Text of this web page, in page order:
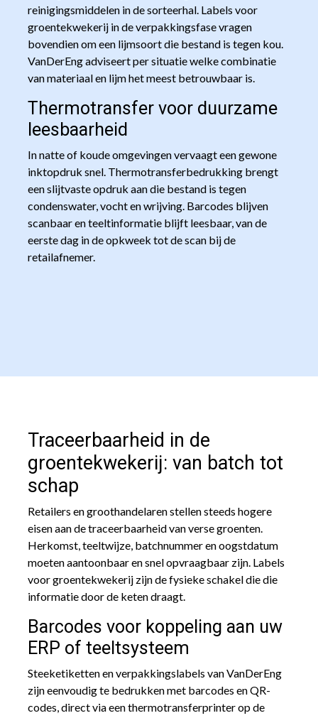
reinigingsmiddelen in de sorteerhal. Labels voor
groentekwekerij in de verpakkingsfase vragen
bovendien om een lijmsoort die bestand is tegen kou.
VanDerEng adviseert per situatie welke combinatie
van materiaal en lijm het meest betrouwbaar is.
Thermotransfer voor duurzame
leesbaarheid
In natte of koude omgevingen vervaagt een gewone
inktopdruk snel. Thermotransferbedrukking brengt
een slijtvaste opdruk aan die bestand is tegen
condenswater, vocht en wrijving. Barcodes blijven
scanbaar en teeltinformatie blijft leesbaar, van de
eerste dag in de opkweek tot de scan bij de
retailafnemer.
Traceerbaarheid in de
groentekwekerij: van batch tot
schap
Retailers en groothandelaren stellen steeds hogere
eisen aan de traceerbaarheid van verse groenten.
Herkomst, teeltwijze, batchnummer en oogstdatum
moeten aantoonbaar en snel opvraagbaar zijn. Labels
voor groentekwekerij zijn de fysieke schakel die die
informatie door de keten draagt.
Barcodes voor koppeling aan uw
ERP of teeltsysteem
Steeketiketten en verpakkingslabels van VanDerEng
zijn eenvoudig te bedrukken met barcodes en QR-
codes, direct via een thermotransferprinter op de